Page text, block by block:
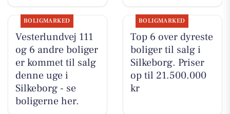
BOLIGMARKED
Vesterlundvej 111
og 6 andre boliger
er kommet til salg
denne uge i
Silkeborg - se
boligerne her.
BOLIGMARKED
Top 6 over dyreste
boliger til salg i
Silkeborg. Priser
op til 21.500.000
kr